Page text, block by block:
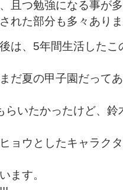
且つ勉強になる事が
れた部分も多々あり
は、5年間生活したこ
だ夏の甲子園だって
らいたかったけど、鈴
ョウとしたキャラク
ます。